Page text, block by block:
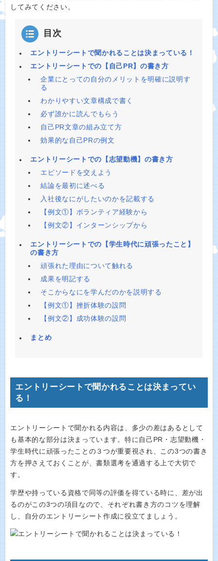
してみてください。
目次
エントリーシートで聞かれることは決まっている！
エントリーシートでの【自己PR】の書き方
企業にとっての自分のメリットを明確に説明す
る
わかりやすい文章構成で書く
必ず誰かに読んでもらう
自己PR文章の組み立て方
効果的な自己PRの例文
エントリーシートでの【志望動機】の書き方
エピソードを交えよう
結論を最初に述べる
入社後なにがしたいのかを記載する
【例文①】ボランティア経験から
【例文②】インターンシップから
エントリーシートでの【学生時代に頑張ったこと】
の書き方
頑張れた理由について触れる
成果を明記する
そこからなにを学んだのかを説明する
【例文①】挫折体験の設問
【例文②】成功体験の設問
まとめ
エントリーシートで聞かれることは決まってい
る！
エントリーシートで聞かれる内容は、多少の差はあるとして
も基本的な部分は決まっています。特に自己PR・志望動機・
学生時代に頑張ったことの３つが重要視され、この3つの書き
方を押さえておくことが、書類選考を通過する上で大切で
す。
学歴や持っている資格で同等の評価を得ている時に、差が出
るのがこの3つの項目なので、それぞれ書き方のコツを理解
し、自分のエントリーシート作成に役立てましょう。